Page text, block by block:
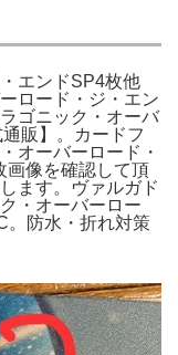
エンドSP4枚他
ロード・ジ・エン
ゴニック・オーバ
販】。カードフ
ーバーロード・
像を確認して頂
ます。ヴァルガド
・オーバーロー
。防水・折れ対策